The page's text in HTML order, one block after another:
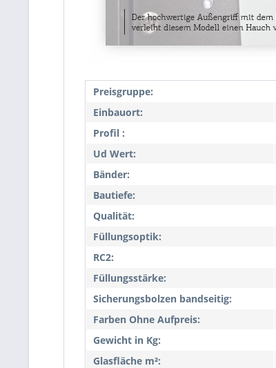
Preisgruppe:
Einbauort:
Profil :
Ud Wert:
Bänder:
Bautiefe:
Qualität:
Füllungsoptik:
RC2:
Füllungsstärke:
Sicherungsbolzen bandseitig:
Farben Ohne Aufpreis:
Gewicht in Kg:
Glasfläche m²: